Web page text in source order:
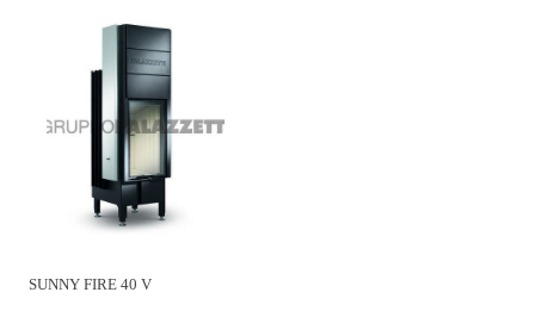
SUNNY FIRE 40 V